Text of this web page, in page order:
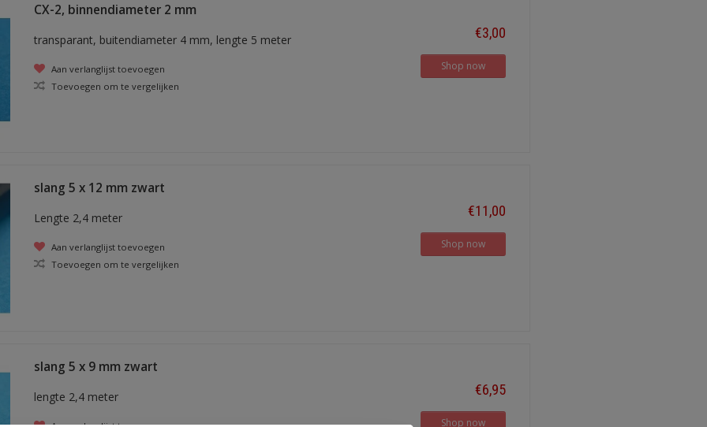
CX-2, binnendiameter 2 mm
transparant, buitendiameter 4 mm, lengte 5 meter
Aan verlanglijst toevoegen
Toevoegen om te vergelijken
€3,00
Shop now
slang 5 x 12 mm zwart
Lengte 2,4 meter
Aan verlanglijst toevoegen
Toevoegen om te vergelijken
€11,00
Shop now
slang 5 x 9 mm zwart
lengte 2,4 meter €6,95
Shop now